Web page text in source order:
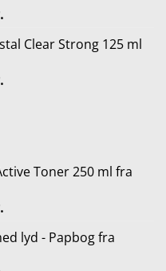
Den
pris
566,25 kr..
Clear Strong 125 ml
Den
Toner 250 ml fra
Den
prislyd - Papbog fra